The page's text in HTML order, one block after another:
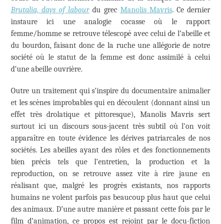
Brutalia, days of labourdu grec Manolis Mavris. Ce dernier
instaure ici une analogie cocasse où le rapport
femme/homme se retrouve télescopé avec celui de l’abeille et
du bourdon, faisant donc de la ruche une allégorie de notre
société où le statut de la femme est donc assimilé à celui
d’une abeille ouvrière.
Outre un traitement qui s’inspire du documentaire animalier
et les scènes improbables qui en découlent (donnant ainsi un
effet très drolatique et pittoresque), Manolis Mavris sert
surtout ici un discours sous-jacent très subtil où l’on voit
apparaître en toute évidence les dérives patriarcales de nos
sociétés. Les abeilles ayant des rôles et des fonctionnements
bien précis tels que l’entretien, la production et la
reproduction, on se retrouve assez vite à rire jaune en
réalisant que, malgré les progrès existants, nos rapports
humains ne volent parfois pas beaucoup plus haut que celui
des animaux. D’une autre manière et passant cette fois par le
film d’animation, ce propos est rejoint par le docu-fiction